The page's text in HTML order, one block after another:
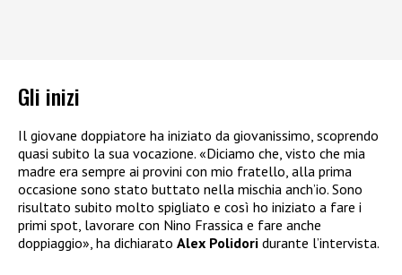
Gli inizi
Il giovane doppiatore ha iniziato da giovanissimo, scoprendo
quasi subito la sua vocazione. «Diciamo che, visto che mia
madre era sempre ai provini con mio fratello, alla prima
occasione sono stato buttato nella mischia anch’io. Sono
risultato subito molto spigliato e così ho iniziato a fare i
primi spot, lavorare con Nino Frassica e fare anche
doppiaggio», ha dichiarato Alex Polidori durante l’intervista.